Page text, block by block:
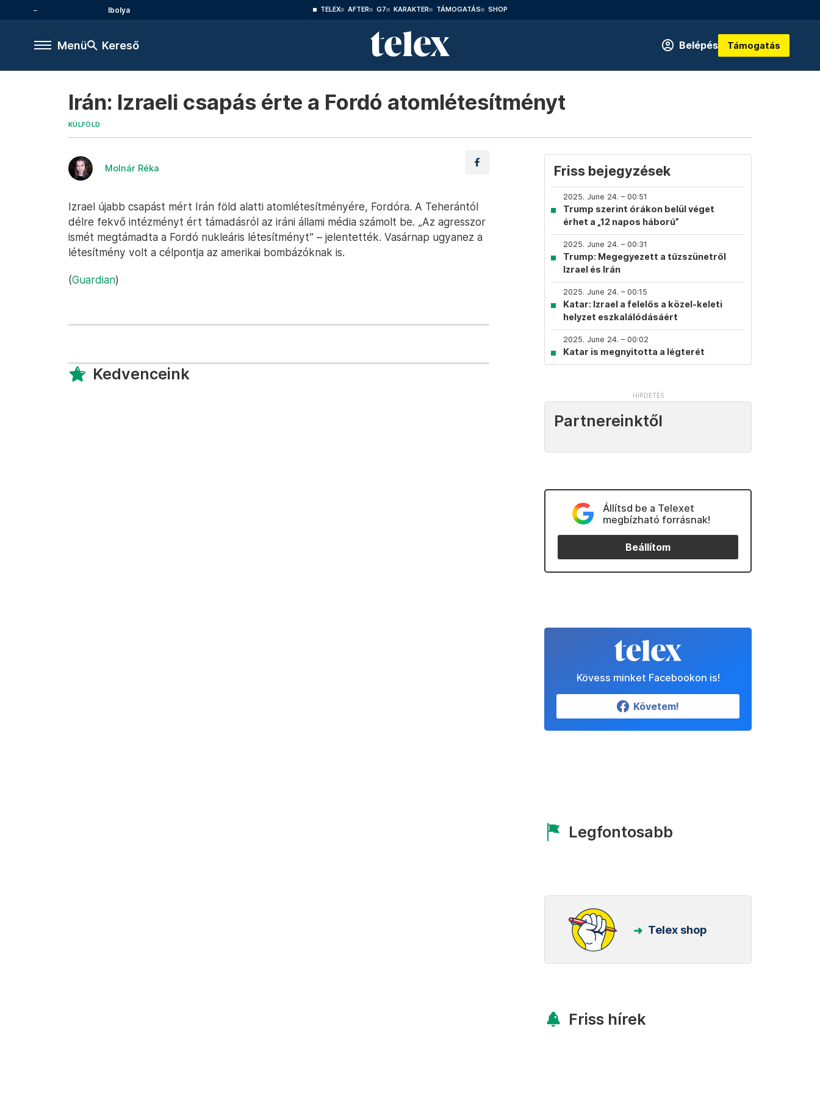
Ibolya TELEX AFTER G7 KARAKTER TÁMOGATÁS SHOP
Menü Kereső Belépés Támogatás
Irán: Izraeli csapás érte a Fordó atomlétesítményt
KÜLFÖLD
Molnár Réka
Izrael újabb csapást mért Irán föld alatti atomlétesítményére, Fordóra. A Teherántól
délre fekvő intézményt ért támadásról az iráni állami média számolt be. „Az agresszor
ismét megtámadta a Fordó nukleáris létesítményt” – jelentették. Vasárnap ugyanez a
létesítmény volt a célpontja az amerikai bombázóknak is.
(Guardian)
Kedvenceink
Friss bejegyzések
2025. June 24. – 00:51
Trump szerint órákon belül véget
érhet a „12 napos háború”
2025. June 24. – 00:31
Trump: Megegyezett a tűzszünetről
Izrael és Irán
2025. June 24. – 00:15
Katar: Izrael a felelős a közel-keleti
helyzet eszkalálódásáért
2025. June 24. – 00:02
Katar is megnyitotta a légterét
Partnereinktől
Állítsd be a Telexet
megbízható forrásnak!
Beállítom
Kövess minket Facebookon is!
Követem!
Legfontosabb
Telex shop
Friss hírek